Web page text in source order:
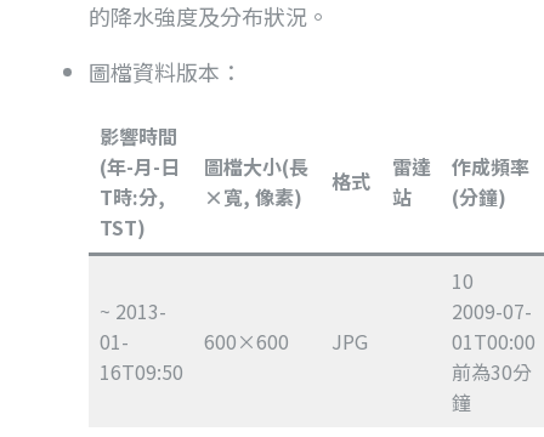
的降水強度及分布狀況。
圖檔資料版本：
影響時間
(年-月-日
T時:分,
TST)
圖檔大小(長
×寬, 像素)
格式
雷達
站
作成頻率
(分鐘)
~ 2013-
01-
16T09:50
600×600 JPG
10
2009-07-
01T00:00
前為30分
鐘